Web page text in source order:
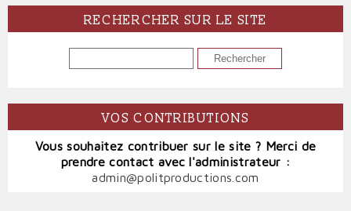
RECHERCHER SUR LE SITE
VOS CONTRIBUTIONS
Vous souhaitez contribuer sur le site ? Merci de
prendre contact avec l'administrateur :
admin@politproductions.com